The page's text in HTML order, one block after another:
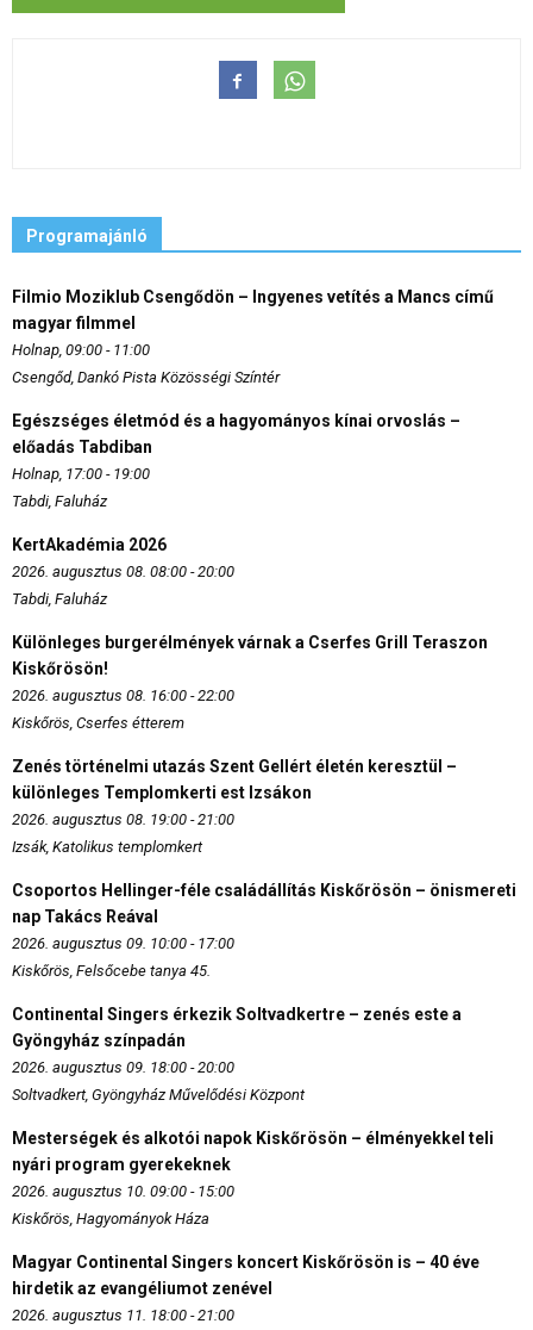
Programajánló
Filmio Moziklub Csengődön – Ingyenes vetítés a Mancs című
magyar filmmel
Holnap, 09:00 - 11:00
Csengőd, Dankó Pista Közösségi Színtér
Egészséges életmód és a hagyományos kínai orvoslás –
előadás Tabdiban
Holnap, 17:00 - 19:00
Tabdi, Faluház
KertAkadémia 2026
2026. augusztus 08. 08:00 - 20:00
Tabdi, Faluház
Különleges burgerélmények várnak a Cserfes Grill Teraszon
Kiskőrösön!
2026. augusztus 08. 16:00 - 22:00
Kiskőrös, Cserfes étterem
Zenés történelmi utazás Szent Gellért életén keresztül –
különleges Templomkerti est Izsákon
2026. augusztus 08. 19:00 - 21:00
Izsák, Katolikus templomkert
Csoportos Hellinger-féle családállítás Kiskőrösön – önismereti
nap Takács Reával
2026. augusztus 09. 10:00 - 17:00
Kiskőrös, Felsőcebe tanya 45.
Continental Singers érkezik Soltvadkertre – zenés este a
Gyöngyház színpadán
2026. augusztus 09. 18:00 - 20:00
Soltvadkert, Gyöngyház Művelődési Központ
Mesterségek és alkotói napok Kiskőrösön – élményekkel teli
nyári program gyerekeknek
2026. augusztus 10. 09:00 - 15:00
Kiskőrös, Hagyományok Háza
Magyar Continental Singers koncert Kiskőrösön is – 40 éve
hirdetik az evangéliumot zenével
2026. augusztus 11. 18:00 - 21:00